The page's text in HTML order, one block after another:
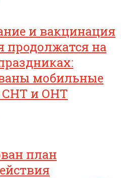
и вакцинация
продолжатся на
мобильные
и ОНТ
план